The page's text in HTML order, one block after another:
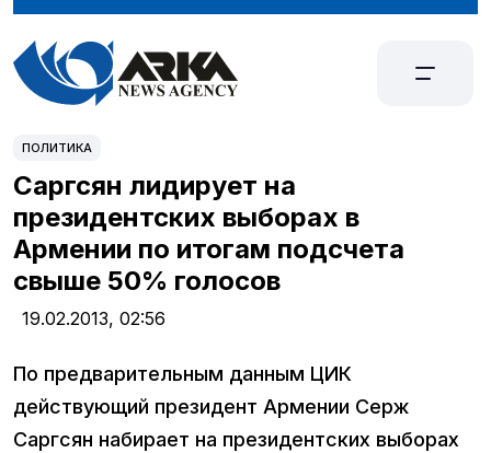
ПОЛИТИКА
Саргсян лидирует на
президентских выборах в
Армении по итогам подсчета
свыше 50% голосов
19.02.2013, 02:56
По предварительным данным ЦИК
действующий президент Армении Серж
Саргсян набирает на президентских выборах